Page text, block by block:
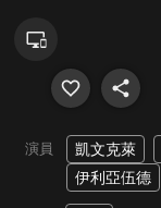
演員 凱文克萊
伊利亞伍德